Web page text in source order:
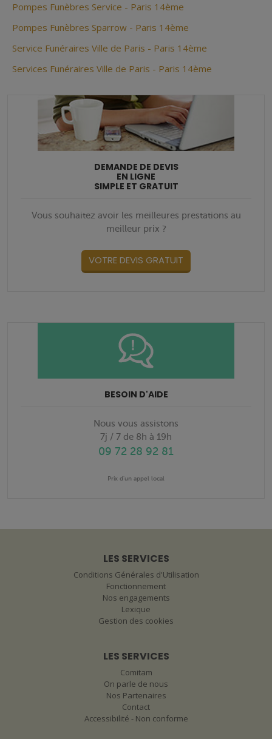
Pompes Funèbres Service - Paris 14ème
Pompes Funèbres Sparrow - Paris 14ème
Service Funéraires Ville de Paris - Paris 14ème
Services Funéraires Ville de Paris - Paris 14ème
DEMANDE DE DEVIS
EN LIGNE
SIMPLE ET GRATUIT
Vous souhaitez avoir les meilleures prestations au
meilleur prix ?
VOTRE DEVIS GRATUIT
BESOIN D'AIDE
Nous vous assistons
7j / 7 de 8h à 19h
09 72 28 92 81
Prix d'un appel local
LES SERVICES
Conditions Générales d'Utilisation
Fonctionnement
Nos engagements
Lexique
Gestion des cookies
LES SERVICES
Comitam
On parle de nous
Nos Partenaires
Contact
Accessibilité - Non conforme